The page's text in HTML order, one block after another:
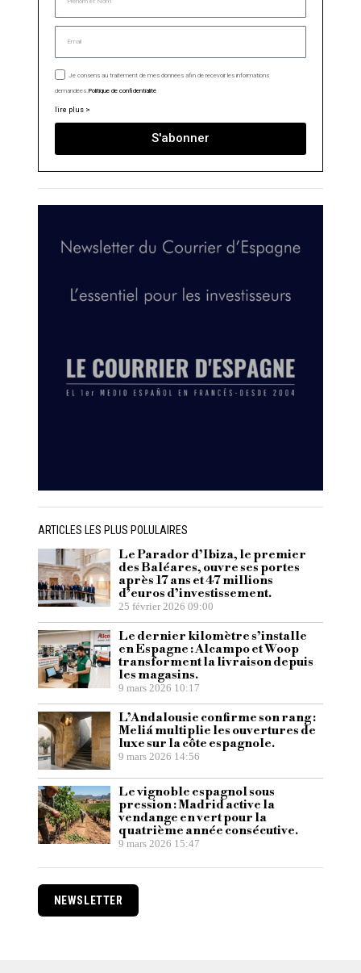
Je consens au traitement de mes données afin de recevoir les informations
demandées.Politique de confidentialité
lire plus >
S'abonner
ARTICLES LES PLUS POLULAIRES
Le Parador d’Ibiza, le premier
des Baléares, ouvre ses portes
après 17 ans et 47 millions
d’euros d’investissement.
25 février 2026 09:00
Le dernier kilomètre s’installe
en Espagne : Alcampo et Woop
transforment la livraison depuis
les magasins.
9 mars 2026 10:17
L’Andalousie confirme son rang :
Meliá multiplie les ouvertures de
luxe sur la côte espagnole.
9 mars 2026 14:56
Le vignoble espagnol sous
pression : Madrid active la
vendange en vert pour la
quatrième année consécutive.
9 mars 2026 15:47
NEWSLETTER